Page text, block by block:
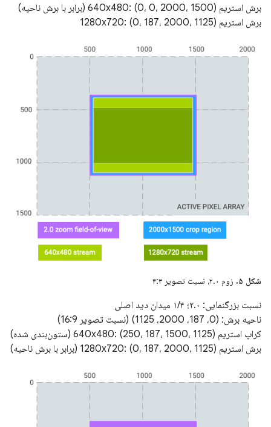
برش استریم 640x480: (0، 0، 2000، 1500) (برابر با برش ناحیه)
برش استریم 1280x720: (0، 187، 2000، 1125)
شکل ۵. زوم ۲.۰، نسبت تصویر ۴:۳
نسبت بزرگنمایی: ۲.۰؛ ۱/۴ میدان دید اصلی
ناحیه برش: (0، 187، 2000، 1125) (نسبت تصویر 16:9)
کراپ استریم 640x480: (250، 187، 1500، 1125) (ستون‌بندی شده)
برش استریم 1280x720: (0، 187، 2000، 1125) (برابر با برش ناحیه)